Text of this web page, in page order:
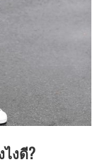
งดี?